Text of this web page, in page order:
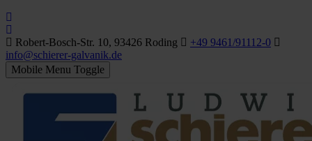
Robert-Bosch-Str. 10, 93426 Roding
+49 9461/91112-0
info@schierer-galvanik.de
Mobile Menu Toggle